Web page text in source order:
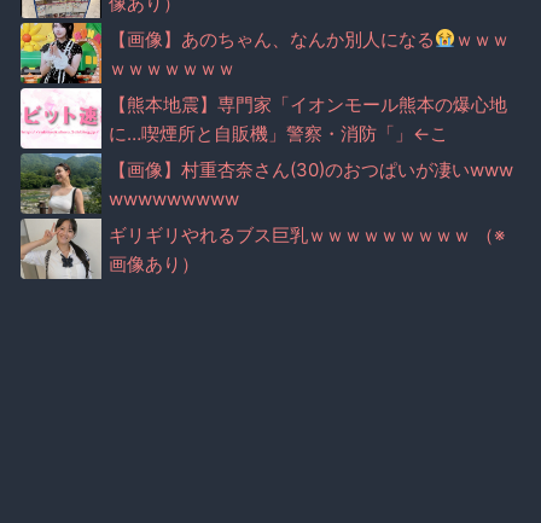
【画像】あのちゃん、なんか別人になる
ｗｗｗ
ｗｗｗｗｗｗｗ
【熊本地震】専門家「イオンモール熊本の爆心地
に…喫煙所と自販機」警察・消防「」←こ
れ・・・
【画像】村重杏奈さん(30)のおつぱいが凄いwww
wwwwwwwww
ギリギリやれるブス巨乳ｗｗｗｗｗｗｗｗｗ （※
画像あり）